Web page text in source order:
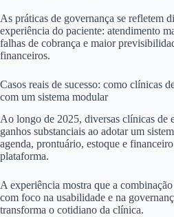
As práticas de governança se refletem
experiência do paciente: atendimento
falhas de cobrança e maior
financeiros.
Casos reais de sucesso: como clínicas
com um sistema modular
Ao longo de 2025, diversas clínicas de
ganhos substanciais ao adotar um
agenda, prontuário, estoque e
plataforma.
A experiência mostra que a
com foco na usabilidade e na
transforma o cotidiano da clínica.